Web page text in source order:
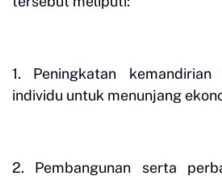
1. Peningkatan
individu untuk menunjang
2. Pembangunan serta